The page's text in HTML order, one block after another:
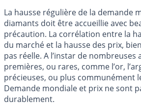
La hausse régulière de la demande
diamants doit être accueillie avec
précaution. La corrélation entre la
du marché et la hausse des prix,
pas réelle. A l’instar de nombreuses
premières, ou rares, comme l’or,
précieuses, ou plus communément
Demande mondiale et prix ne sont
durablement.